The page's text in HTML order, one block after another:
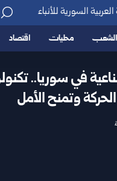
محليات اقتصاد
في سوريا..
الحركة وتمنح الأمل